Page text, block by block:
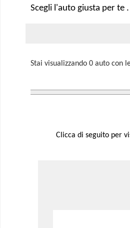
Scegli l'auto giusta per te .
Stai visualizzando 0 auto con
Clicca di seguito per